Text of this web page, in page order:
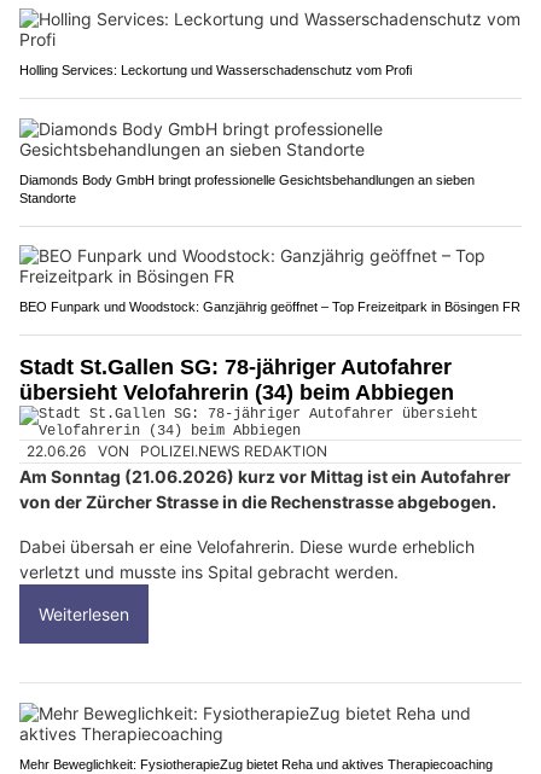
Holling Services: Leckortung und Wasserschadenschutz vom Profi
Diamonds Body GmbH bringt professionelle Gesichtsbehandlungen an sieben
Standorte
BEO Funpark und Woodstock: Ganzjährig geöffnet – Top Freizeitpark in Bösingen FR
Stadt St.Gallen SG: 78-jähriger Autofahrer
übersieht Velofahrerin (34) beim Abbiegen
22.06.26 VON POLIZEI.NEWS REDAKTION
Am Sonntag (21.06.2026) kurz vor Mittag ist ein Autofahrer
von der Zürcher Strasse in die Rechenstrasse abgebogen.
Dabei übersah er eine Velofahrerin. Diese wurde erheblich
verletzt und musste ins Spital gebracht werden.
Weiterlesen
Mehr Beweglichkeit: FysiotherapieZug bietet Reha und aktives Therapiecoaching